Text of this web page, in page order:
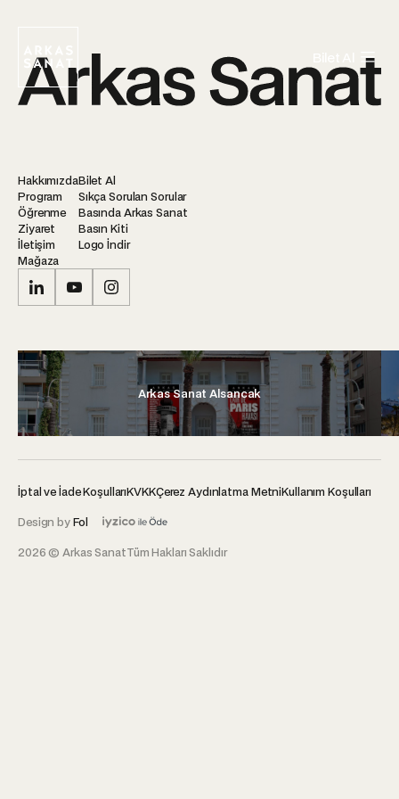
Hakkımızda
Program
Öğrenme
Ziyaret
İletişim
Mağaza
Bilet Al
Sıkça Sorulan Sorular
Basında Arkas Sanat
Basın Kiti
Logo İndir
Arkas Sanat Alsancak
2026 © Arkas SanatTüm Hakları Saklıdır
İptal ve İade KoşullarıKVKKÇerez Aydınlatma MetniKullanım Koşulları
Design byFol